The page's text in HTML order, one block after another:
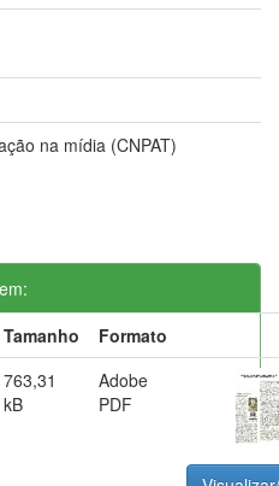
na mídia (CNPAT)
Tamanho
Formato
763,31
kB
Adobe
PDF